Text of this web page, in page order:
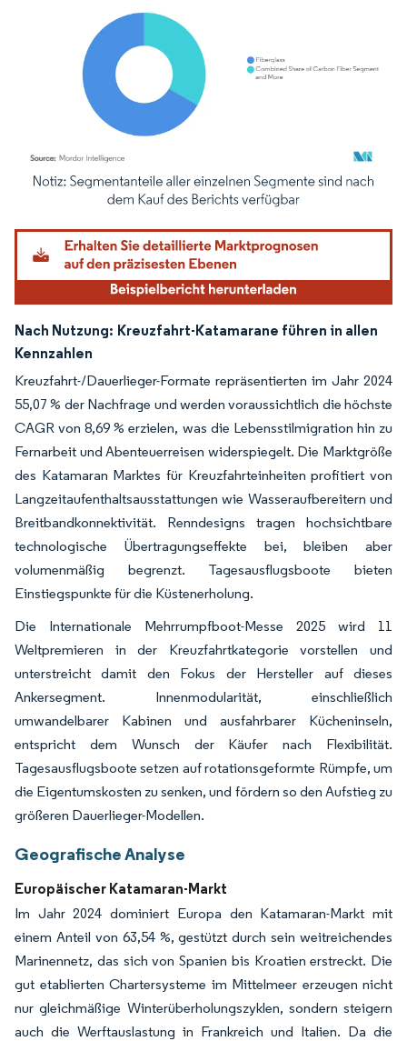
Bild © Mordor Intelligence. Wiederverwendung erfordert Namensnennung
Nach Nutzung: Kreuzfahrt-Katamarane führen in allen
Kennzahlen
Kreuzfahrt-/Dauerlieger-Formate repräsentierten im Jahr 2024
55,07 % der Nachfrage und werden voraussichtlich die höchste
CAGR von 8,69 % erzielen, was die Lebensstilmigration hin zu
Fernarbeit und Abenteuerreisen widerspiegelt. Die Marktgröße
des Katamaran Marktes für Kreuzfahrteinheiten profitiert von
Langzeitaufenthaltsausstattungen wie Wasseraufbereitern und
Breitbandkonnektivität. Renndesigns tragen hochsichtbare
technologische Übertragungseffekte bei, bleiben aber
volumenmäßig begrenzt. Tagesausflugsboote bieten
Einstiegspunkte für die Küstenerholung.
Die Internationale Mehrrumpfboot-Messe 2025 wird 11
Weltpremieren in der Kreuzfahrtkategorie vorstellen und
unterstreicht damit den Fokus der Hersteller auf dieses
Ankersegment. Innenmodularität, einschließlich
umwandelbarer Kabinen und ausfahrbarer Kücheninseln,
entspricht dem Wunsch der Käufer nach Flexibilität.
Tagesausflugsboote setzen auf rotationsgeformte Rümpfe, um
die Eigentumskosten zu senken, und fördern so den Aufstieg zu
größeren Dauerlieger-Modellen.
Geografische Analyse
Europäischer Katamaran-Markt
Im Jahr 2024 dominiert Europa den Katamaran-Markt mit
einem Anteil von 63,54 %, gestützt durch sein weitreichendes
Marinennetz, das sich von Spanien bis Kroatien erstreckt. Die
gut etablierten Chartersysteme im Mittelmeer erzeugen nicht
nur gleichmäßige Winterüberholungszyklen, sondern steigern
auch die Werftauslastung in Frankreich und Italien. Da die